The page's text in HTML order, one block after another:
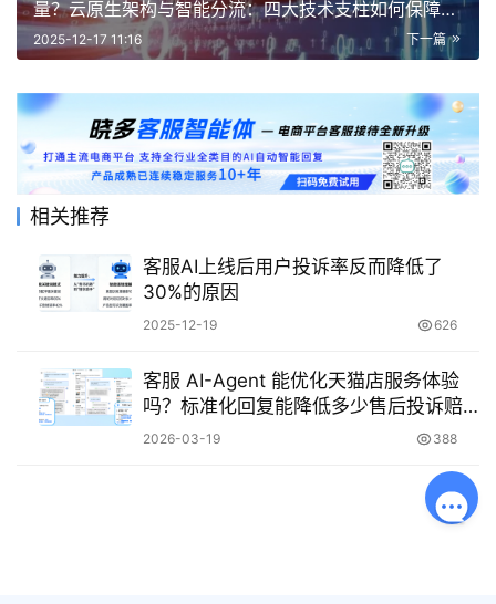
量？云原生架构与智能分流：四大技术支柱如何保障机
器人在突发流量下稳定运行
下一篇
2025-12-17 11:16
相关推荐
客服AI上线后用户投诉率反而降低了
30%的原因
2025-12-19 626
客服 AI-Agent 能优化天猫店服务体验
吗？标准化回复能降低多少售后投诉赔
付成本？
2026-03-19 388